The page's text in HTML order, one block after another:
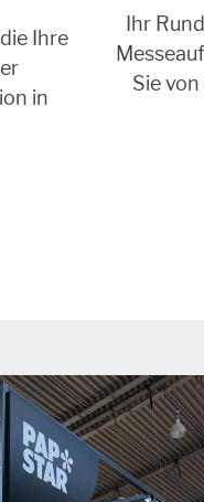
Ihre
in
Ihr
Sie